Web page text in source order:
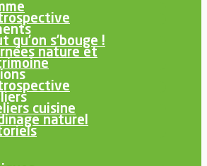
qu’on s’bouge !
nature et
cuisine
naturel